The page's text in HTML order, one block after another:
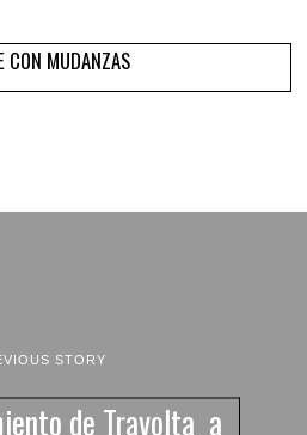
CON MUDANZAS
STORY
de Travolta a